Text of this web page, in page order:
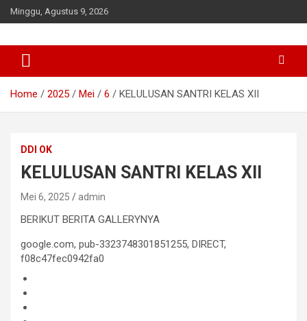
Skip
to
Minggu, Agustus 9, 2026
MAS DDI LAMPU SATU
Home 2025 Mei 6 KELULUSAN SANTRI KELAS XII
DDI OK
KELULUSAN SANTRI KELAS XII
Mei 6, 2025 admin
BERIKUT BERITA GALLERYNYA
google.com, pub-3323748301851255, DIRECT,
f08c47fec0942fa0